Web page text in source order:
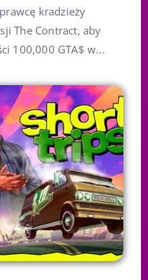
kradzieży
The Contract, aby
100,000 GTA$ w...